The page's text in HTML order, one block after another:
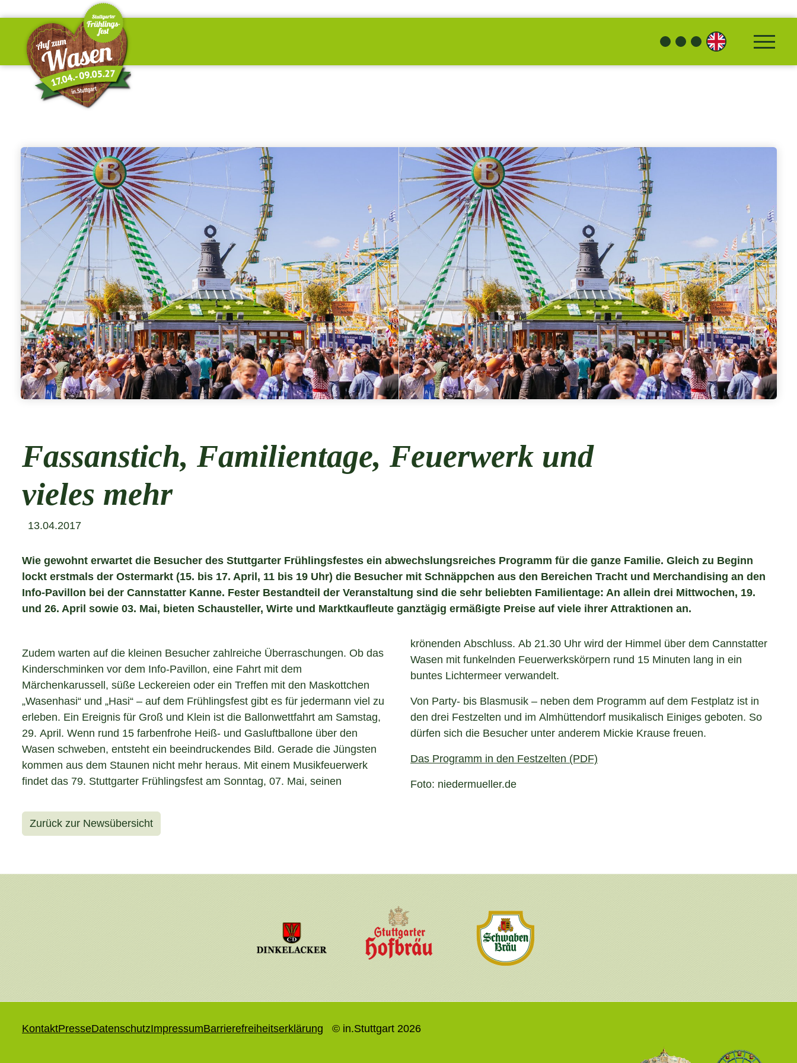
Fassanstich, Familientage, Feuerwerk und
vieles mehr
13.04.2017
Wie gewohnt erwartet die Besucher des Stuttgarter Frühlingsfestes ein abwechslungsreiches Programm für die ganze Familie. Gleich zu Beginn
lockt erstmals der Ostermarkt (15. bis 17. April, 11 bis 19 Uhr) die Besucher mit Schnäppchen aus den Bereichen Tracht und Merchandising an den
Info-Pavillon bei der Cannstatter Kanne. Fester Bestandteil der Veranstaltung sind die sehr beliebten Familientage: An allein drei Mittwochen, 19.
und 26. April sowie 03. Mai, bieten Schausteller, Wirte und Marktkaufleute ganztägig ermäßigte Preise auf viele ihrer Attraktionen an.
Zudem warten auf die kleinen Besucher zahlreiche Überraschungen. Ob das
Kinderschminken vor dem Info-Pavillon, eine Fahrt mit dem
Märchenkarussell, süße Leckereien oder ein Treffen mit den Maskottchen
„Wasenhasi“ und „Hasi“ – auf dem Frühlingsfest gibt es für jedermann viel zu
erleben. Ein Ereignis für Groß und Klein ist die Ballonwettfahrt am Samstag,
29. April. Wenn rund 15 farbenfrohe Heiß- und Gasluftballone über den
Wasen schweben, entsteht ein beeindruckendes Bild. Gerade die Jüngsten
kommen aus dem Staunen nicht mehr heraus. Mit einem Musikfeuerwerk
findet das 79. Stuttgarter Frühlingsfest am Sonntag, 07. Mai, seinen
krönenden Abschluss. Ab 21.30 Uhr wird der Himmel über dem Cannstatter
Wasen mit funkelnden Feuerwerkskörpern rund 15 Minuten lang in ein
buntes Lichtermeer verwandelt.
Von Party- bis Blasmusik – neben dem Programm auf dem Festplatz ist in
den drei Festzelten und im Almhüttendorf musikalisch Einiges geboten. So
dürfen sich die Besucher unter anderem Mickie Krause freuen.
Das Programm in den Festzelten (PDF)
Foto: niedermueller.de
Zurück zur Newsübersicht
KontaktPresseDatenschutzImpressumBarrierefreiheitserklärung © in.Stuttgart 2026